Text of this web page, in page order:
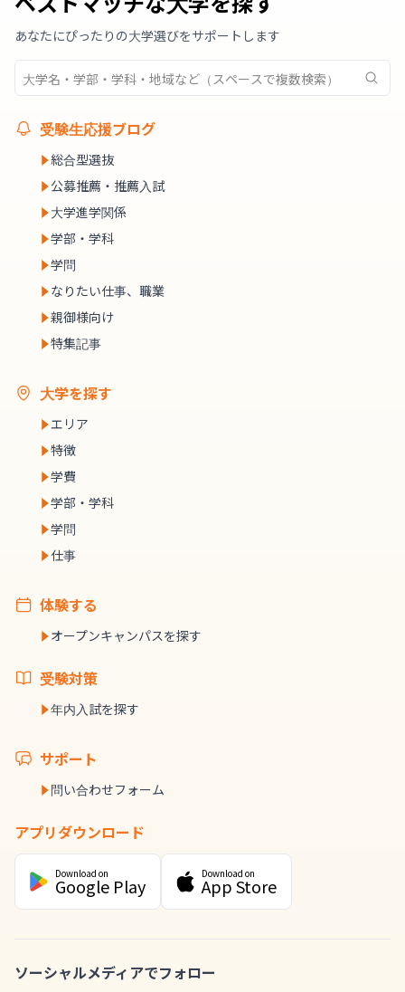
あなたにぴったりの大学選びをサポートします
受験生応援ブログ
総合型選抜
公募推薦・推薦入試
大学進学関係
学部・学科
学問
なりたい仕事、職業
親御様向け
特集記事
大学を探す
エリア
特徴
学費
学部・学科
学問
仕事
体験する
オープンキャンパスを探す
受験対策
年内入試を探す
サポート
問い合わせフォーム
アプリダウンロード
Download on
Google Play
Download on
App Store
ソーシャルメディアでフォロー